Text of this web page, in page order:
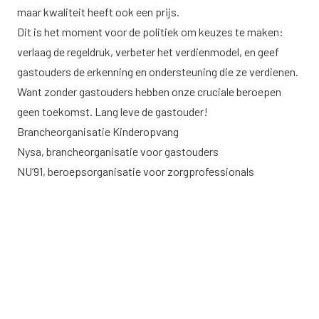
maar kwaliteit heeft ook een prijs.
Dit is het moment voor de politiek om keuzes te maken:
verlaag de regeldruk, verbeter het verdienmodel, en geef
gastouders de erkenning en ondersteuning die ze verdienen.
Want zonder gastouders hebben onze cruciale beroepen
geen toekomst. Lang leve de gastouder!
Brancheorganisatie Kinderopvang
Nysa, brancheorganisatie voor gastouders
NU’91, beroepsorganisatie voor zorgprofessionals